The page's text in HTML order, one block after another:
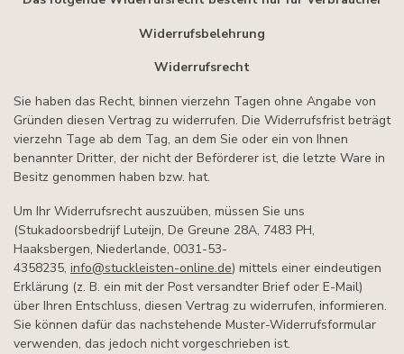
Widerrufsbelehrung
Widerrufsrecht
Sie haben das Recht, binnen vierzehn Tagen ohne Angabe von
Gründen diesen Vertrag zu widerrufen. Die Widerrufsfrist beträgt
vierzehn Tage ab dem Tag, an dem Sie oder ein von Ihnen
benannter Dritter, der nicht der Beförderer ist, die letzte Ware in
Besitz genommen haben bzw. hat.
Um Ihr Widerrufsrecht auszuüben, müssen Sie uns
(Stukadoorsbedrijf Luteijn, De Greune 28A, 7483 PH,
Haaksbergen, Niederlande, 0031-53-
4358235, info@stuckleisten-online.de) mittels einer eindeutigen
Erklärung (z. B. ein mit der Post versandter Brief oder E-Mail)
über Ihren Entschluss, diesen Vertrag zu widerrufen, informieren.
Sie können dafür das nachstehende Muster-Widerrufsformular
verwenden, das jedoch nicht vorgeschrieben ist.